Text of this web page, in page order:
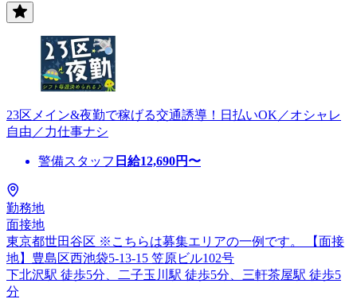
23区メイン&夜勤で稼げる交通誘導！日払いOK／オシャレ
自由／力仕事ナシ
警備スタッフ 日給12,690円〜
勤務地
面接地
東京都世田谷区 ※こちらは募集エリアの一例です。 【面接
地】豊島区西池袋5-13-15 笠原ビル102号
下北沢駅 徒歩5分、二子玉川駅 徒歩5分、三軒茶屋駅 徒歩5
分